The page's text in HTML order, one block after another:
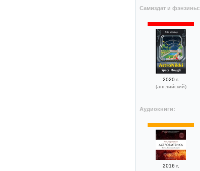
Самиздат и фэнзины:
2020 г.
(английский)
Аудиокниги:
2016 г.